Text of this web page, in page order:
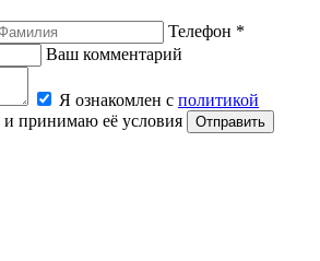
Телефон *
Ваш комментарий
Я ознакомлен с политикой
и принимаю её условия Отправить